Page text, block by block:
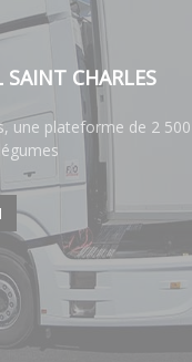
CHARLES
une plateforme de 2 500